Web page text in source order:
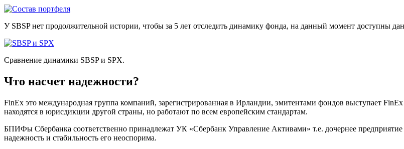
У SBSP нет продолжительной истории, чтобы за 5 лет отследить динамику фонда, на данный момент доступны
Сравнение динамики SBSP и SPX.
Что насчет надежности?
FinEx это международная группа компаний, зарегистрированная в Ирландии, эмитентами фондов выступает
находятся в юрисдикции другой страны, но работают по всем европейским стандартам.
БПИФы Сбербанка соответственно принадлежат УК «Сбербанк Управление Активами» т.е. дочернее
надежность и стабильность его неоспорима.